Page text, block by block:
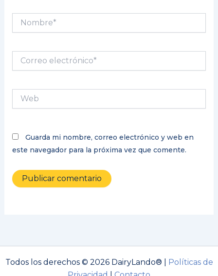
Nombre*
electrónico*
Guarda mi nombre, correo electrónico y web en
este navegador para la próxima vez que comente.
Todos los derechos © 2026 DairyLando® | Políticas de